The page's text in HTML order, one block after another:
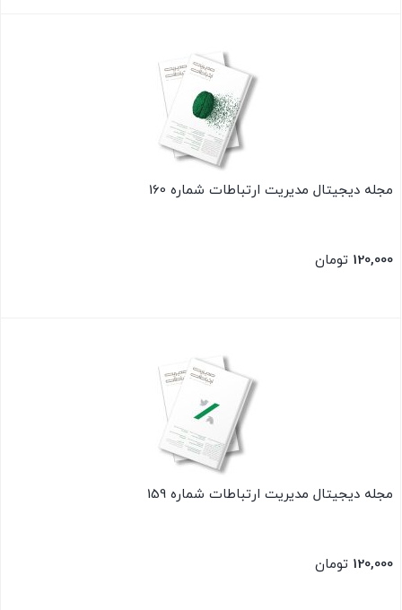
مجله دیجیتال مدیریت ارتباطات شماره 160
120,000 تومان
مجله دیجیتال مدیریت ارتباطات شماره 159
120,000 تومان